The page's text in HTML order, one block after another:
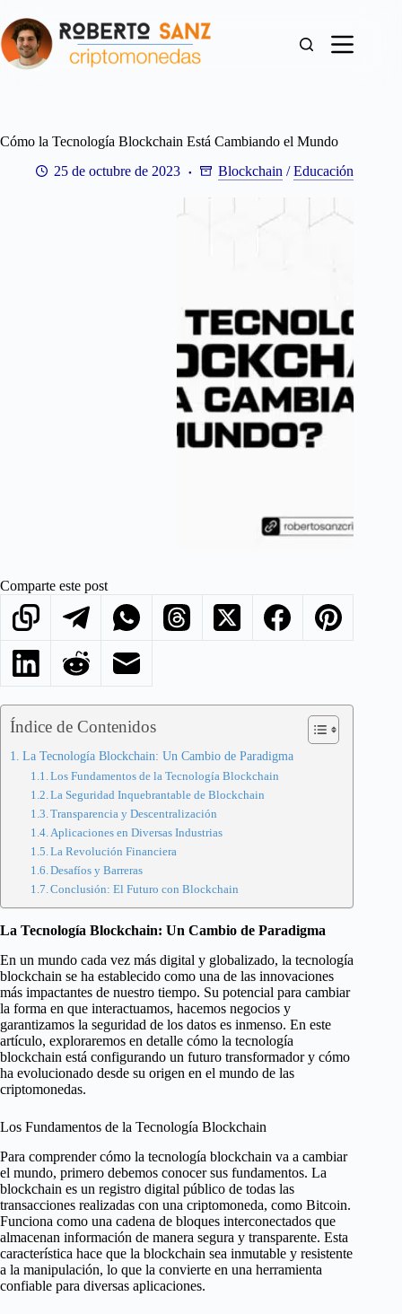
al
contenido
Cómo la Tecnología Blockchain Está Cambiando el Mundo
25 de octubre de 2023
Blockchain /Educación
Comparte este post
Índice de Contenidos
La Tecnología Blockchain: Un Cambio de Paradigma
Los Fundamentos de la Tecnología Blockchain
La Seguridad Inquebrantable de Blockchain
Transparencia y Descentralización
Aplicaciones en Diversas Industrias
La Revolución Financiera
Desafíos y Barreras
Conclusión: El Futuro con Blockchain
La Tecnología Blockchain: Un Cambio de Paradigma
En un mundo cada vez más digital y globalizado, la tecnología
blockchain se ha establecido como una de las innovaciones
más impactantes de nuestro tiempo. Su potencial para cambiar
la forma en que interactuamos, hacemos negocios y
garantizamos la seguridad de los datos es inmenso. En este
artículo, exploraremos en detalle cómo la tecnología
blockchain está configurando un futuro transformador y cómo
ha evolucionado desde su origen en el mundo de las
criptomonedas.
Los Fundamentos de la Tecnología Blockchain
Para comprender cómo la tecnología blockchain va a cambiar
el mundo, primero debemos conocer sus fundamentos. La
blockchain es un registro digital público de todas las
transacciones realizadas con una criptomoneda, como Bitcoin.
Funciona como una cadena de bloques interconectados que
almacenan información de manera segura y transparente. Esta
característica hace que la blockchain sea inmutable y resistente
a la manipulación, lo que la convierte en una herramienta
confiable para diversas aplicaciones.